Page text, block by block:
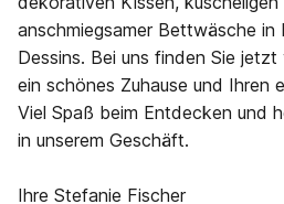
anschmiegsamer Bettwäsche in
Dessins. Bei uns finden Sie
ein schönes Zuhause und Ihren
Viel Spaß beim Entdecken und
in unserem Geschäft.
Ihre Stefanie Fischer